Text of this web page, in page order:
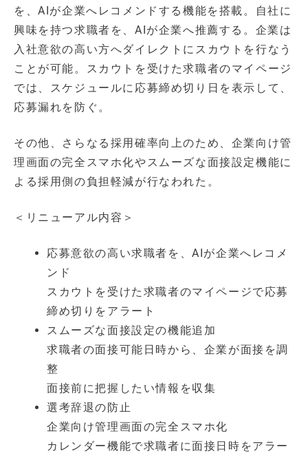
を、AIが企業へレコメンドする機能を搭載。自社に
興味を持つ求職者を、AIが企業へ推薦する。企業は
入社意欲の高い方へダイレクトにスカウトを行なう
ことが可能。スカウトを受けた求職者のマイページ
では、スケジュールに応募締め切り日を表示して、
応募漏れを防ぐ。
その他、さらなる採用確率向上のため、企業向け管
理画面の完全スマホ化やスムーズな面接設定機能に
よる採用側の負担軽減が行なわれた。
＜リニューアル内容＞
応募意欲の高い求職者を、AIが企業へレコメ
ンド
スカウトを受けた求職者のマイページで応募
締め切りをアラート
スムーズな面接設定の機能追加
求職者の面接可能日時から、企業が面接を調
整
面接前に把握したい情報を収集
選考辞退の防止
企業向け管理画面の完全スマホ化
カレンダー機能で求職者に面接日時をアラー